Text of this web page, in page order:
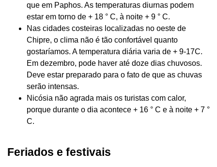
que em Paphos. As temperaturas diurnas podem
estar em torno de + 18 ° C, à noite + 9 ° C.
Nas cidades costeiras localizadas no oeste de
Chipre, o clima não é tão confortável quanto
gostaríamos. A temperatura diária varia de + 9-17C.
Em dezembro, pode haver até doze dias chuvosos.
Deve estar preparado para o fato de que as chuvas
serão intensas.
Nicósia não agrada mais os turistas com calor,
porque durante o dia acontece + 16 ° C e à noite + 7 °
C.
Feriados e festivais